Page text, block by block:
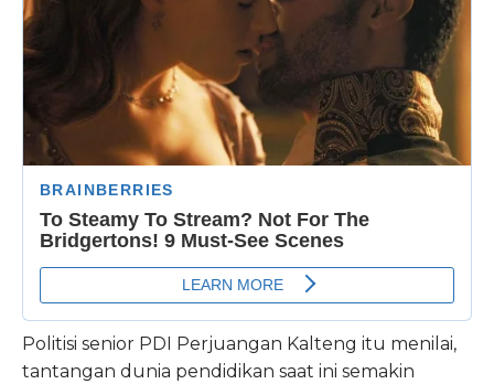
Politisi senior PDI Perjuangan Kalteng itu menilai,
tantangan dunia pendidikan saat ini semakin